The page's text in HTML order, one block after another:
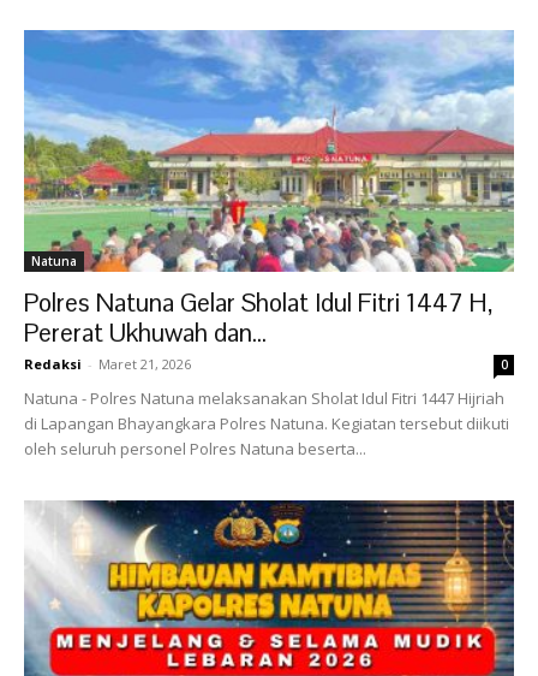
Natuna
Polres Natuna Gelar Sholat Idul Fitri 1447 H,
Pererat Ukhuwah dan...
Redaksi - Maret 21, 2026 0
‎Natuna - Polres Natuna melaksanakan Sholat Idul Fitri 1447 Hijriah
di Lapangan Bhayangkara Polres Natuna. Kegiatan tersebut diikuti
oleh seluruh personel Polres Natuna beserta...